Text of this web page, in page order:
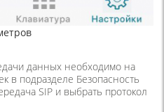
данных необходимо на
в подразделе Безопасность
SIP и выбрать протокол